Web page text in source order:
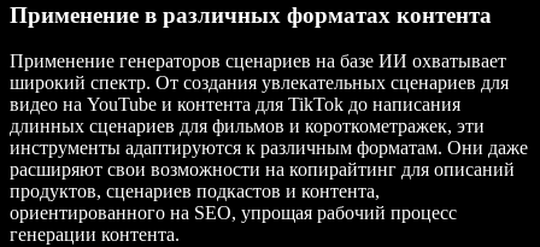
Применение в различных форматах контента
Применение генераторов сценариев на базе ИИ охватывает
широкий спектр. От создания увлекательных сценариев для
видео на YouTube и контента для TikTok до написания
длинных сценариев для фильмов и короткометражек, эти
инструменты адаптируются к различным форматам. Они даже
расширяют свои возможности на копирайтинг для описаний
продуктов, сценариев подкастов и контента,
ориентированного на SEO, упрощая рабочий процесс
генерации контента.